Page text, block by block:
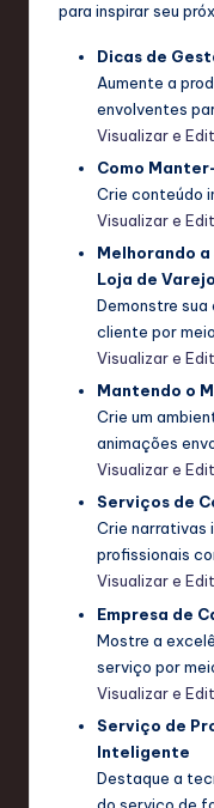
para inspirar seu
Dicas de
Aumente a
envolventes
Visualizar e
Como
Crie conteúdo
Visualizar e
Melhorando
Loja de Varejo
Demonstre
cliente por
Visualizar e
Mantendo o
Crie um
animações
Visualizar e
Serviços de
Crie narrativas
profissionais
Visualizar e
Empresa de
Mostre a
serviço por
Visualizar e
Serviço de
Inteligente
Destaque a
do serviço de